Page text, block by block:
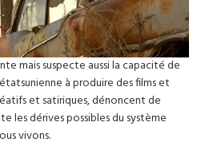
mais suspecte aussi la capacité de
à produire des films et
et satiriques, dénoncent de
les dérives possibles du système
vivons.